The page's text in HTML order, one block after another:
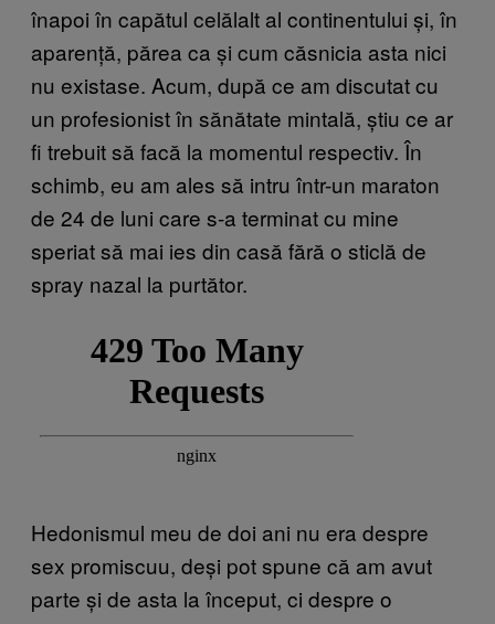
înapoi în capătul celălalt al continentului și, în
aparență, părea ca și cum căsnicia asta nici
nu existase. Acum, după ce am discutat cu
un profesionist în sănătate mintală, știu ce ar
fi trebuit să facă la momentul respectiv. În
schimb, eu am ales să intru într-un maraton
de 24 de luni care s-a terminat cu mine
speriat să mai ies din casă fără o sticlă de
spray nazal la purtător.
Hedonismul meu de doi ani nu era despre
sex promiscuu, deși pot spune că am avut
parte și de asta la început, ci despre o